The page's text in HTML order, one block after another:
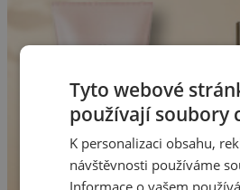
Tyto webové
používají soubory
K personalizaci obsahu,
návštěvnosti používáme
Informace o vašem